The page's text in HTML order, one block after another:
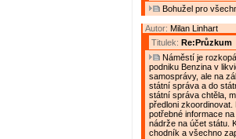
Bohužel pro
Autor: Milan Linhart
Titulek: Re:Průzkum
Náměstí je
podniku Benzina v
samosprávy, ale na
státní správa a do
státní správa chtěla,
předloni zkoordinovat.
potřebné informace
nádrže na účet státu.
chodník a všechno